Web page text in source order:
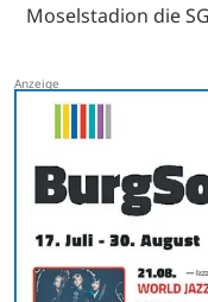
Moselstadion die